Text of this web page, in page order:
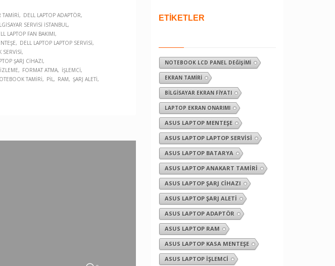
TAMIRI
DELL LAPTOP ADAPTÖR
SERVISI İSTANBUL
LAPTOP FAN BAKIMI
DELL LAPTOP LAPTOP SERVISI
SERVISI
ŞARJ CIHAZI
FORMAT ATMA
İŞLEMCI
TAMIRI PIL RAM
ŞARJ ALETI
ETİKETLER
NOTEBOOK LCD PANEL DEĞIŞIMI
EKRAN TAMIRI
BILGISAYAR EKRAN FIYATI
LAPTOP EKRAN ONARIMI
ASUS LAPTOP MENTEŞE
ASUS LAPTOP LAPTOP SERVISI
ASUS LAPTOP BATARYA
ASUS LAPTOP ANAKART TAMIRI
ASUS LAPTOP ŞARJ CIHAZI
ASUS LAPTOP ŞARJ ALETI
ASUS LAPTOP ADAPTÖR
ASUS LAPTOP RAM
ASUS LAPTOP KASA MENTEŞE
ASUS LAPTOP İŞLEMCI